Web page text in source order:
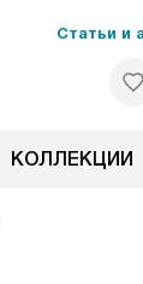
Статьи и
КОЛЛЕКЦИИ